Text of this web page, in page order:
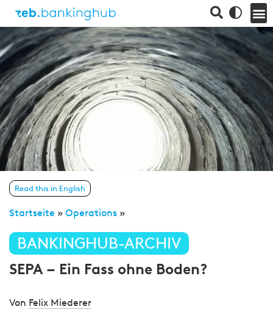
Read this in English
Startseite » Operations »
BANKINGHUB-ARCHIV
SEPA – Ein Fass ohne Boden?
Von Felix Miederer